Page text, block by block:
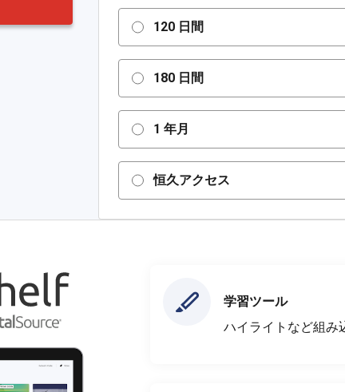
120 日間
180 日間
1 年月
恒久アクセス
学習ツール
ハイライトなど組み